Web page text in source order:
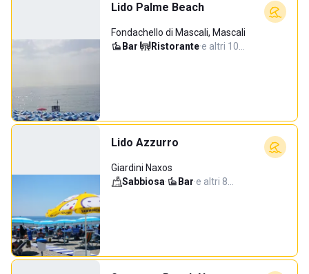
Lido Palme Beach
Fondachello di Mascali, Mascali
Bar· Ristorante·e altri 10…
Lido Azzurro
Giardini Naxos
Sabbiosa· Bar·e altri 8…